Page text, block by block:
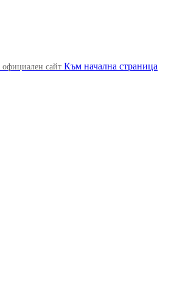
официален сайт Към начална страница